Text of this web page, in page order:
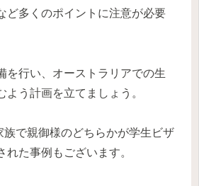
ど多くのポイントに注意が必要
を行い、オーストラリアでの生
よう計画を立てましょう。
族で親御様のどちらかが学生ビザ
れた事例もございます。